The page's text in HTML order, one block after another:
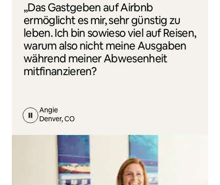
„Das Gastgeben auf Airbnb
ermöglicht es mir, sehr günstig zu
leben. Ich bin sowieso viel auf Reisen,
warum also nicht meine Ausgaben
während meiner Abwesenheit
mitfinanzieren?
Angie
Denver, CO